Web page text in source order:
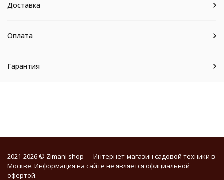
Доставка
Оплата
Гарантия
2021-2026 © Zimani shop — Интернет-магазин садовой техники в
Москве. Информация на сайте не является официальной
офертой.